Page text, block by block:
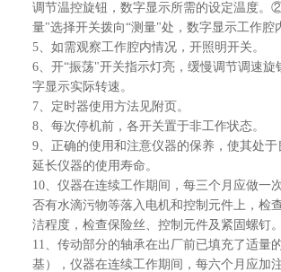
调节温控旋钮，数字显示所需的设定温度。
量"选择开关拨向“测量"处，数字显示工作腔
5、如需观察工作腔内情况，开照明开关。
6、开“振荡"开关指示灯亮，缓慢调节调速旋
字显示实际转速。
7、定时器使用方法见附页。
8、每次停机前，各开关置于非工作状态。
9、正确的使用和注意仪器的保养，使其处
延长仪器的使用寿命。
10、仪器在连续工作期间，每三个月应做一
否有水滴污物等落入电机和控制元件上，检
洁程度，检查保险丝、控制元件及紧固螺钉。
11、传动部分的轴承在出厂前已填充了适量
基），仪器在连续工作期间，每六个月应加